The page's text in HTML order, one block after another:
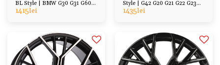
BL Style | BMW G30 G31 G60
G61 G32 G05 G06
1415lei
Style | G42 G20 G21 G22 G23
G26 G30 G14
1435lei